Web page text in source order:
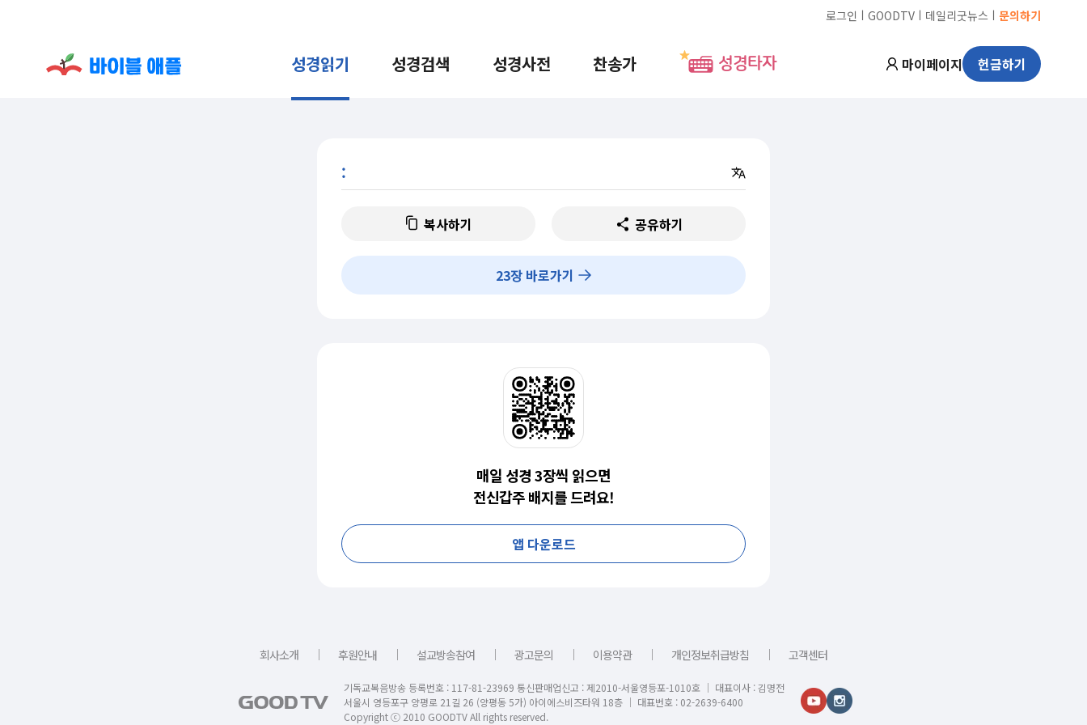
로그인 ㅣ GOODTV ㅣ 데일리굿뉴스 ㅣ 문의하기
성경읽기 성경검색 성경사전 찬송가 성경타자 마이페이지 헌금하기
:
복사하기 공유하기
23장 바로가기
매일 성경 3장씩 읽으면
전신갑주 배지를 드려요!
앱 다운로드
회사소개 ｜ 후원안내 ｜ 설교방송참여 ｜ 광고문의 ｜ 이용약관 ｜ 개인정보취급방침 ｜ 고객센터
기독교복음방송 등록번호 : 117-81-23969 통신판매업신고 : 제2010-서울영등포-1010호 │ 대표이사 : 김명전
서울시 영등포구 양평로 21길 26 (양평동 5가) 아이에스비즈타워 18층 │ 대표번호 : 02-2639-6400
Copyright ⓒ 2010 GOODTV All rights reserved.